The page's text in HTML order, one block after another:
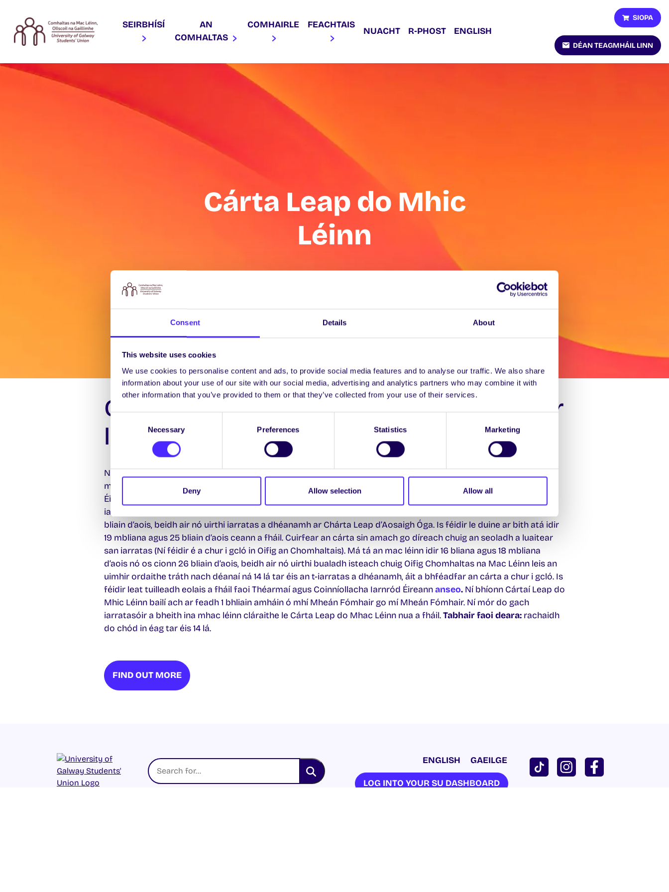
Consent Details About
This website uses cookies
We use cookies to personalise content and ads, to provide social media features and to analyse our traffic. We also share
information about your use of our site with our social media, advertising and analytics partners who may combine it with
other information that you’ve provided to them or that they’ve collected from your use of their services.
Consent
Necessary Preferences Statistics Marketing
Deny Allow selection Allow all
SEIRBHÍSÍ
AN
COMHALTAS
COMHAIRLE FEACHTAIS
NUACHT R‑PHOST ENGLISH
SIOPA
DÉAN TEAGMHÁIL LINN
Cárta Leap do Mhic
Léinn
Ordaigh do Chárta Leap do Mhic Léinn ar
líne
Ní ghlacann Iarnród Éireann ná Bus Éireann leis na cártaí aitheantais a eisíonn Coláistí Tríú Leibhéal do mhic léinn
mar aitheantas bailí a thuilleadh. Más mian le mac léinn lascaine a fháil ar sheirbhísí Iarnród Éireann agus Bhus
Éireann, beidh air nó uirthi Cárta Leap nó Cárta Aosaigh Óig a cheannach. Is féidir le mic léinn agus aosaigh óga
iarratas a dhéanamh ar chárta agus é a cheannach
bliain d’aois, beidh air nó uirthi iarratas a dhéanamh ar Chárta Leap d’Aosaigh Óga. Is féidir le duine ar bith atá idir
19 mbliana agus 25 bliain d’aois ceann a fháil. Cuirfear an cárta sin amach go díreach chuig an seoladh a luaitear
san iarratas (Ní féidir é a chur i gcló in Oifig an Chomhaltais). Má tá an mac léinn idir 16 bliana agus 18 mbliana
d’aois nó os cionn 26 bliain d’aois, beidh air nó uirthi bualadh isteach chuig Oifig Chomhaltas na Mac Léinn leis an
uimhir ordaithe tráth nach déanaí ná 14 lá tar éis an t-iarratas a dhéanamh, áit a bhféadfar an cárta a chur i gcló. Is
féidir leat tuilleadh eolais a fháil faoi Théarmaí agus Coinníollacha Iarnród Éireannanseo. Ní bhíonn Cártaí Leap do
Mhic Léinn bailí ach ar feadh 1 bhliain amháin ó mhí Mheán Fómhair go mí Mheán Fómhair. Ní mór do gach
iarratasóir a bheith ina mhac léinn cláraithe le Cárta Leap do Mhac Léinn nua a fháil.Tabhair faoi deara: rachaidh
do chód in éag tar éis 14 lá.
FIND OUT MORE
ENGLISH GAEILGE
LOG INTO YOUR SU DASHBOARD